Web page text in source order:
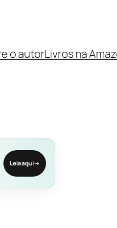
o autorLivros na
Leia aqui→